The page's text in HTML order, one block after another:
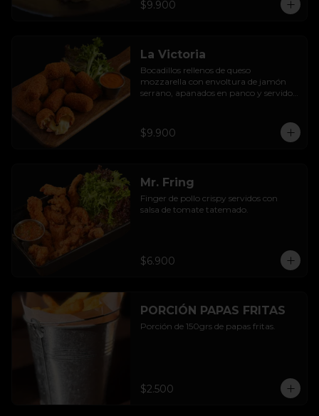
$9.900
La Victoria
Bocadillos rellenos de queso
mozzarella con envoltura de jamón
serrano, apanados en panco y servidos
$9.900
Mr. Fring
Finger de pollo crispy servidos con
salsa de tomate tatemado.
$6.900
PORCIÓN PAPAS FRITAS
Porción de 150grs de papas fritas.
$2.500